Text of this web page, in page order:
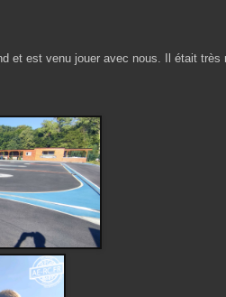
et est venu jouer avec nous. Il était très